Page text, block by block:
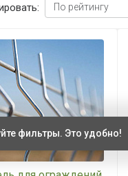
фильтры. Это удобно!